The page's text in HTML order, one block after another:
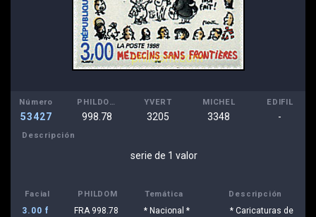
Número
53427
PHILDOM
998.78
YVERT
3205
MICHEL
3348
EDIFIL
-
Descripción
serie de 1 valor
Facial PHILDOM Temática Descripción
3.00 f FRA 998.78
* Nacional *
* Caricaturas de